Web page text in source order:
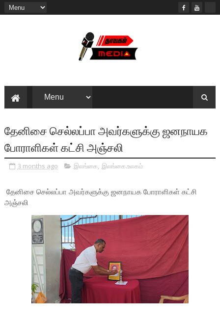
தேனிசை செல்லப்பா அவர்களுக்கு ஜனநாயக
போராளிகள் கட்சி அஞ்சலி
3 months ago இலங்கை, இலங்கை.உலகம்
தேனிசை செல்லப்பா அவர்களுக்கு ஜனநாயக போராளிகள் கட்சி
அஞ்சலி